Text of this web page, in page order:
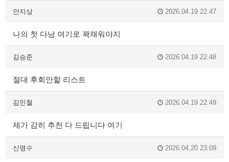
안지상 2026.04.19 22:47
나의 첫 다낭 여기로 꽉채워야지
김승준 2026.04.19 22:48
절대 후회안할 리스트
김민철 2026.04.19 22:49
제가 감히 추천 다 드립니다 여기
신명수 2026.04.20 23:09